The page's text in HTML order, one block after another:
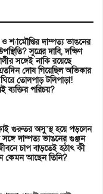
শ্যামৌপ্তির দাম্পত্য ভাঙনের
সূত্রের দাবি, দক্ষিণ
সঙ্গেই নাকি রয়েছে
এতদিন দোষ গিয়েছিল অভিকার
তোলপাড় টলিপাড়া!
ব্যক্তির পরিচয়?
গুরুতর অসু’স্থ হয়ে পড়লেন
সঙ্গে দাম্পত্য ভাঙনের গুঞ্জন
চাপ বাড়তেই হঠাৎ কী
কেমন আছেন তিনি?